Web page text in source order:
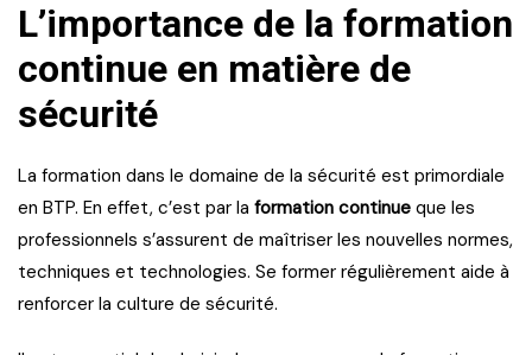
L’importance de la formation
continue en matière de
sécurité
La formation dans le domaine de la sécurité est primordiale
en BTP. En effet, c’est par la formation continue que les
professionnels s’assurent de maîtriser les nouvelles normes,
techniques et technologies. Se former régulièrement aide à
renforcer la culture de sécurité.